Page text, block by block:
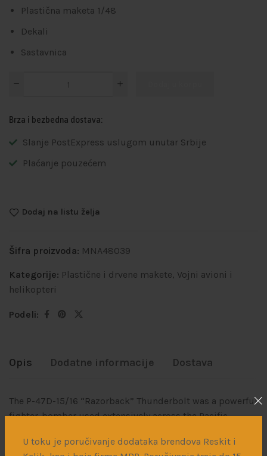
U toku je poručivanje dodataka brendova Reskit i
Plastična maketa 1/48
Dekali
Sastavnica
Brza i bezbedna dostava:
Slanje PostExpress uslugom unutar Srbije
Plaćanje pouzećem
Dodaj na listu želja
Šifra proizvoda: MNA48039
Kategorije: Plastične i drvene makete, Vojni avioni i
helikopteri
Podeli:
Opis Dodatne informacije Dostava
The P-47D-15/16 “Razorback” Thunderbolt was a powerful
fighter-bomber used extensively across the Pacific
and firepower, the P-47 served in both air-to-air combat